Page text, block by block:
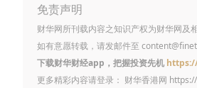
免责声明
财华网所刊载内容之知识产权为财华网及
如有意愿转载，请发邮件至
下载财华财经app，把握投资先机
更多精彩内容请登录： 财华香港网